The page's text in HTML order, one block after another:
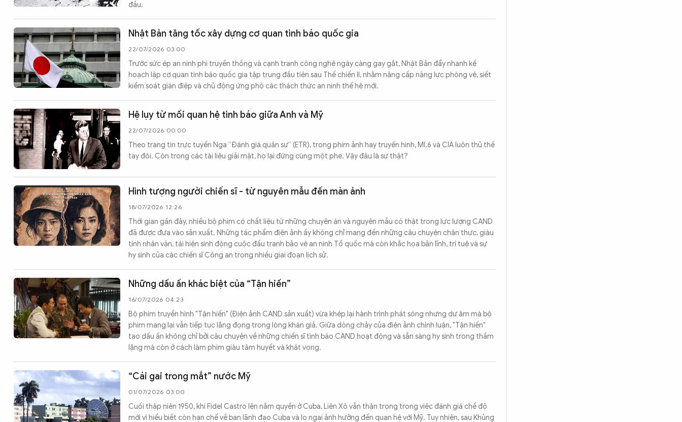
đầu.
Nhật Bản tăng tốc xây dựng cơ quan tình báo quốc gia
22/07/2026 03:00
Trước sức ép an ninh phi truyền thống và cạnh tranh công nghệ ngày càng gay gắt, Nhật Bản đẩy nhanh kế
hoạch lập cơ quan tình báo quốc gia tập trung đầu tiên sau Thế chiến II, nhằm nâng cấp năng lực phòng vệ, siết
kiểm soát gián điệp và chủ động ứng phó các thách thức an ninh thế hệ mới.
Hệ lụy từ mối quan hệ tình báo giữa Anh và Mỹ
22/07/2026 00:00
Theo trang tin trực tuyến Nga “Đánh giá quân sự” (ETR), trong phim ảnh hay truyền hình, MI.6 và CIA luôn thủ thế
tay đôi. Còn trong các tài liệu giải mật, họ lại đứng cùng một phe. Vậy đâu là sự thật?
Hình tượng người chiến sĩ - từ nguyên mẫu đến màn ảnh
18/07/2026 12:26
Thời gian gần đây, nhiều bộ phim có chất liệu từ những chuyên án và nguyên mẫu có thật trong lực lượng CAND
đã được đưa vào sản xuất. Những tác phẩm điện ảnh ấy không chỉ mang đến những câu chuyện chân thực, giàu
tính nhân văn, tái hiện sinh động cuộc đấu tranh bảo vệ an ninh Tổ quốc mà còn khắc họa bản lĩnh, trí tuệ và sự
hy sinh của các chiến sĩ Công an trong nhiều giai đoạn lịch sử.
Những dấu ấn khác biệt của “Tận hiến”
16/07/2026 04:23
Bộ phim truyền hình "Tận hiến" (Điện ảnh CAND sản xuất) vừa khép lại hành trình phát sóng nhưng dư âm mà bộ
phim mang lại vẫn tiếp tục lắng đọng trong lòng khán giả. Giữa dòng chảy của điện ảnh chính luận, "Tận hiến"
tạo dấu ấn không chỉ bởi câu chuyện về những chiến sĩ tình báo CAND hoạt động và sẵn sàng hy sinh trong thầm
lặng mà còn ở cách làm phim giàu tâm huyết và khát vọng.
“Cái gai trong mắt” nước Mỹ
01/07/2026 03:00
Cuối thập niên 1950, khi Fidel Castro lên nắm quyền ở Cuba, Liên Xô vẫn thận trọng trong việc đánh giá chế độ
mới vì hiểu biết còn hạn chế về ban lãnh đạo Cuba và lo ngại ảnh hưởng đến quan hệ với Mỹ. Tuy nhiên, sau Khủng